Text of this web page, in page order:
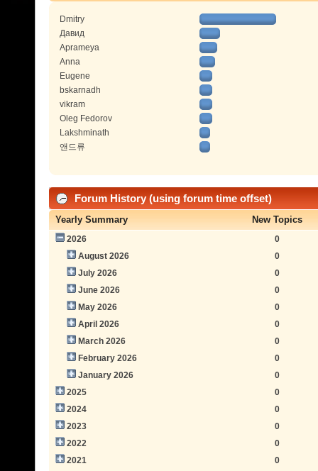
Dmitry
Давид
Aprameya
Anna
Eugene
bskarnadh
vikram
Oleg Fedorov
Lakshminath
앤드류
Forum History (using forum time offset)
Yearly Summary New Topics
2026
0
August 2026
0
July 2026
0
June 2026
0
May 2026
0
April 2026
0
March 2026
0
February 2026
0
January 2026
0
2025
0
2024
0
2023
0
2022
0
2021
0